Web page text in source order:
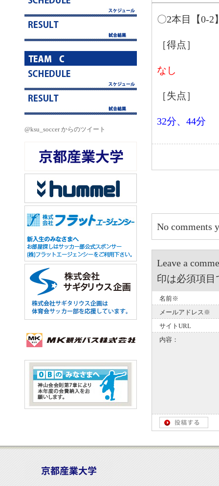
@ksu_soccer からのツイート
〇2本目【0-2
［得点］
なし
［失点］
32分、44分
No comments
Leave a
印は必須項目
名前※
メールアドレス※
サイトURL
内容：